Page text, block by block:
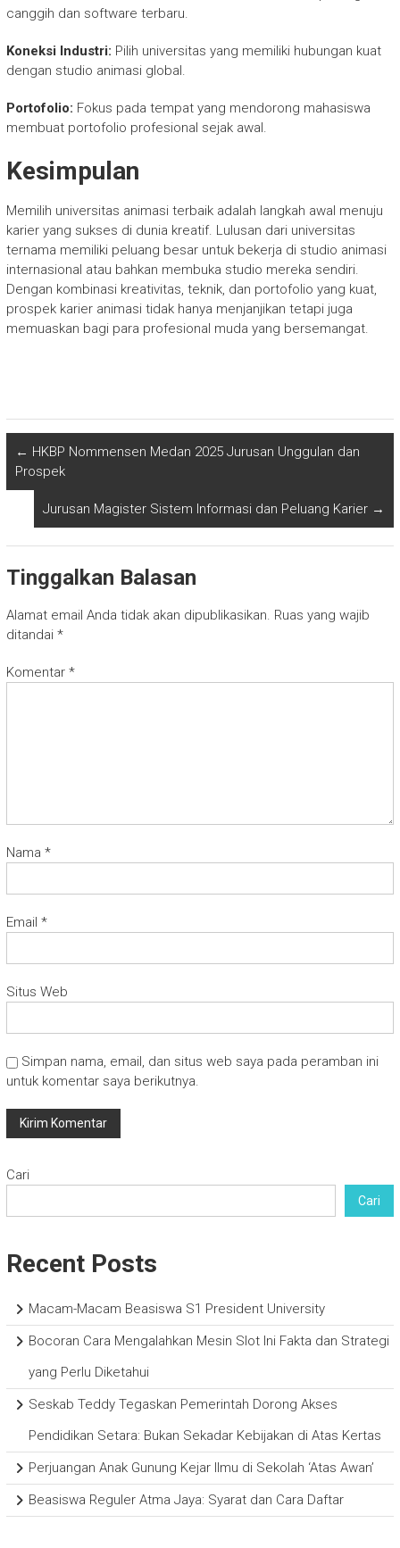
canggih dan software terbaru.
Koneksi Industri: Pilih universitas yang memiliki hubungan kuat
dengan studio animasi global.
Portofolio: Fokus pada tempat yang mendorong mahasiswa
membuat portofolio profesional sejak awal.
Kesimpulan
Memilih universitas animasi terbaik adalah langkah awal menuju
karier yang sukses di dunia kreatif. Lulusan dari universitas
ternama memiliki peluang besar untuk bekerja di studio animasi
internasional atau bahkan membuka studio mereka sendiri.
Dengan kombinasi kreativitas, teknik, dan portofolio yang kuat,
prospek karier animasi tidak hanya menjanjikan tetapi juga
memuaskan bagi para profesional muda yang bersemangat.
← HKBP Nommensen Medan 2025 Jurusan Unggulan dan
Prospek
Jurusan Magister Sistem Informasi dan Peluang Karier →
Tinggalkan Balasan
Alamat email Anda tidak akan dipublikasikan. Ruas yang wajib
ditandai *
Komentar *
Nama *
Email *
Situs Web
Simpan nama, email, dan situs web saya pada peramban ini
untuk komentar saya berikutnya.
Cari
Cari
Recent Posts
Macam-Macam Beasiswa S1 President University
Bocoran Cara Mengalahkan Mesin Slot Ini Fakta dan Strategi
yang Perlu Diketahui
Seskab Teddy Tegaskan Pemerintah Dorong Akses
Pendidikan Setara: Bukan Sekadar Kebijakan di Atas Kertas
Perjuangan Anak Gunung Kejar Ilmu di Sekolah ‘Atas Awan’
Beasiswa Reguler Atma Jaya: Syarat dan Cara Daftar